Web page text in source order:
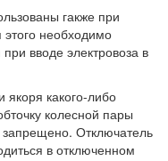
гакже при
необходимо
вводе электровоза в
какого-либо
колесной пары
Отключатель
в отключенном